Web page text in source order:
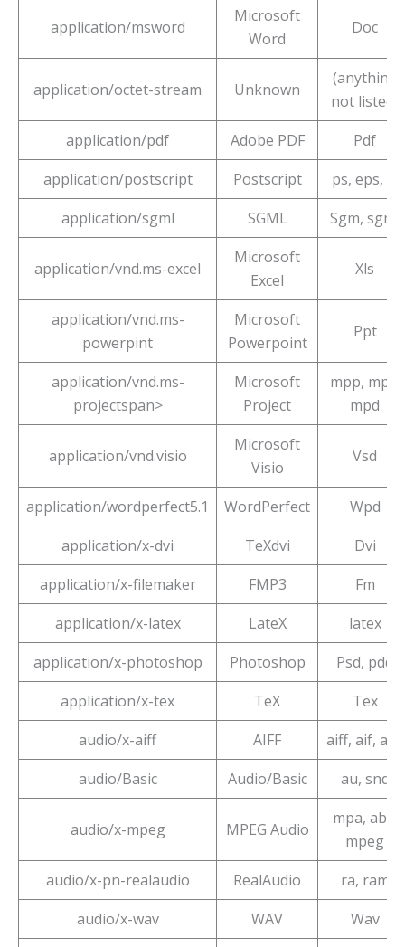
application/msword
Microsoft
Word
Doc
application/octet-stream Unknown
(anything
not listed)
application/pdf
Adobe PDF
Pdf
application/postscript
Postscript
ps, eps, ai
application/sgml
SGML Sgm, sgml
application/vnd.ms-excel
Microsoft
Excel
Xls
application/vnd.ms-
powerpint
Microsoft
Powerpoint
Ppt
application/vnd.ms-
projectspan>
Microsoft
Project
mpp, mpx,
mpd
application/vnd.visio
Microsoft
Visio
Vsd
application/wordperfect5.1 WordPerfect
Wpd
application/x-dvi
TeXdvi
Dvi
application/x-filemaker
FMP3
Fm
application/x-latex
LateX
latex
application/x-photoshop
Photoshop
Psd, pdd
application/x-tex
TeX
Tex
audio/x-aiff
AIFF
aiff, aif, aifc
audio/Basic
Audio/Basic au, snd
audio/x-mpeg MPEG Audio
mpa, abs,
mpeg
audio/x-pn-realaudio
RealAudio
ra, ram
audio/x-wav
WAV
Wav